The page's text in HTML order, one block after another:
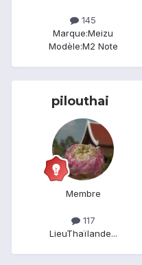
145
Marque:Meizu
Modèle:M2 Note
pilouthai
Membre
117
LieuThaïlande...